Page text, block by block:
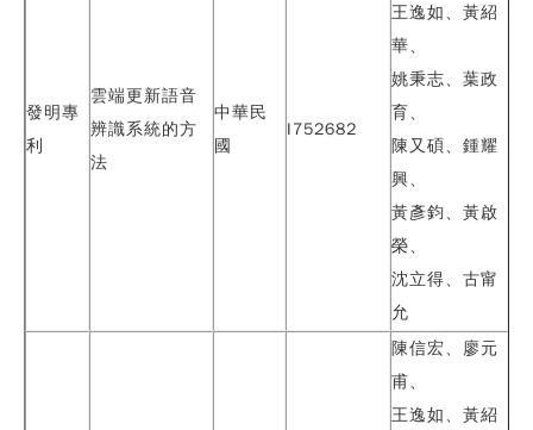
發明專
利
雲端更新語音
辨識系統的方
法
中華民
國
I752682
王逸如、黃紹
華、
姚秉志、 葉政
育、
陳又碩、鍾耀
興、
黃彥鈞、黃啟
榮、
沈立得、古甯
允
陳信宏、廖元
甫、
王逸如、黃紹